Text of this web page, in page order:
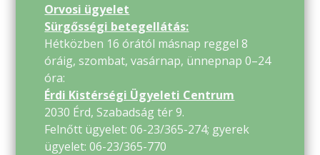
Orvosi ügyelet
Sürgősségi betegellátás:
Hétközben 16 órától másnap reggel 8
óráig, szombat, vasárnap, ünnepnap 0–24
óra:
Érdi Kistérségi Ügyeleti Centrum
2030 Érd, Szabadság tér 9.
Felnőtt ügyelet: 06-23/365-274; gyerek
ügyelet: 06-23/365-770